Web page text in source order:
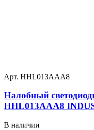
Арт. HHL013AAA8
Налобный
HHL013AAA8
В наличии